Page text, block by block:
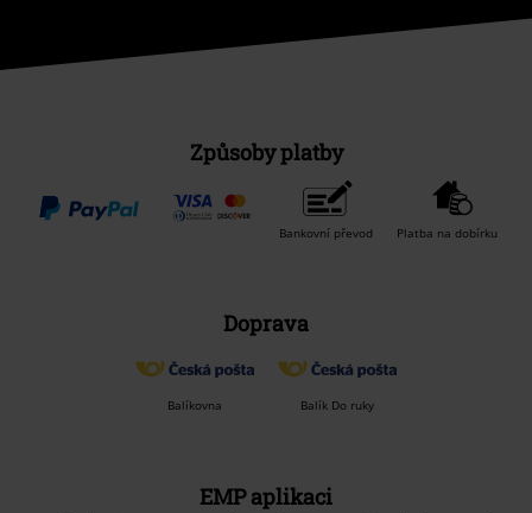
Způsoby platby
Bankovní převod Platba na dobírku
Doprava
Balíkovna Balík Do ruky
EMP aplikaci